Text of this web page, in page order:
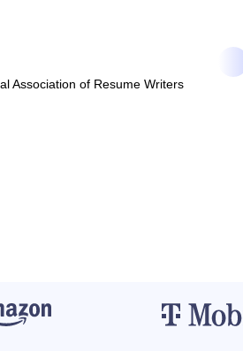
Association of Resume Writers